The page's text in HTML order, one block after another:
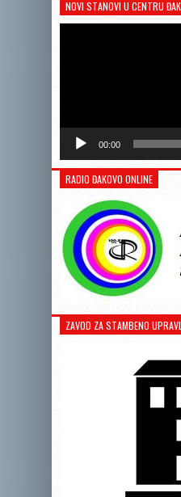
NOVI STANOVI U CENTRU
00:00
RADIO ĐAKOVO ONLINE
ZAVOD ZA STAMBENO